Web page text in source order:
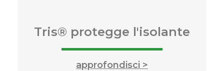
Tris® protegge l'isolante
approfondisci >